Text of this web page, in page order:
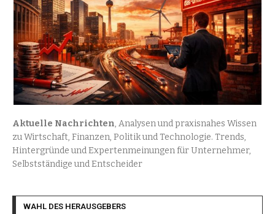
Aktuelle Nachrichten, Analysen und praxisnahes Wissen
zu Wirtschaft, Finanzen, Politik und Technologie. Trends,
Hintergründe und Expertenmeinungen für Unternehmer,
Selbstständige und Entscheider
WAHL DES HERAUSGEBERS